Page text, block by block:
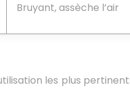
Bruyant, assèche l’air
les plus